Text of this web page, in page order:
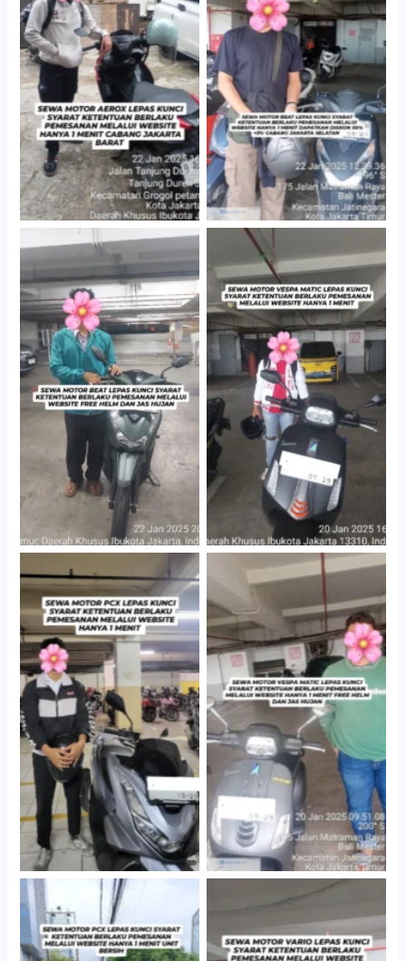
Cabang Jakarta Barat
Cityplaza Jatinegara
Gedung Parkir P6A
Cityplaza Jatinegara
Gedung Parkir P6A
Cityplaza Jatinegara
Gedung Parkir P6A
Hotel Kartika Chandra,
Jakarta Selatan
Cityplaza Jatinegara
Gedung Parkir P6A